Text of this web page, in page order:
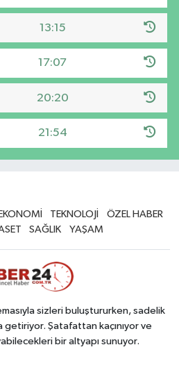
13:15
17:07
20:20
21:54
EKONOMİ TEKNOLOJİ
ÖZEL HABER
SAĞLIK YAŞAM
sizleri buluştururken, sadelik
Şatafattan kaçınıyor ve
bir altyapı sunuyor.